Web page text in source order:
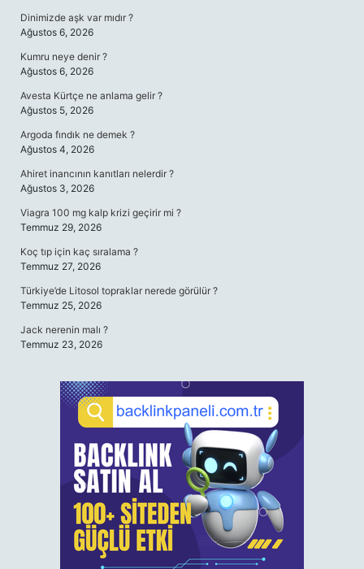
Dinimizde aşk var mıdır ?
Ağustos 6, 2026
Kumru neye denir ?
Ağustos 6, 2026
Avesta Kürtçe ne anlama gelir ?
Ağustos 5, 2026
Argoda fındık ne demek ?
Ağustos 4, 2026
Ahiret inancının kanıtları nelerdir ?
Ağustos 3, 2026
Viagra 100 mg kalp krizi geçirir mi ?
Temmuz 29, 2026
Koç tıp için kaç sıralama ?
Temmuz 27, 2026
Türkiye’de Litosol topraklar nerede görülür ?
Temmuz 25, 2026
Jack nerenin malı ?
Temmuz 23, 2026